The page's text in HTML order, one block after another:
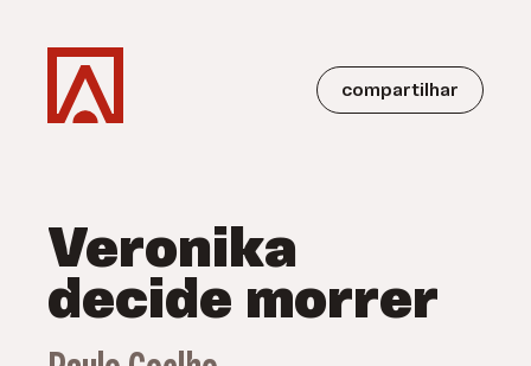
compartilhar
Veronika
decide morrer